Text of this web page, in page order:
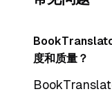
度和质量？